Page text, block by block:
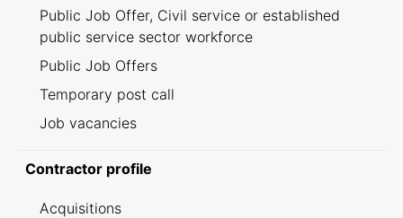
Public Job Offer, Civil service or established
public service sector workforce
Public Job Offers
Temporary post call
Job vacancies
Contractor profile
Acquisitions